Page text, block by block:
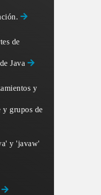
de
Java
y
y grupos de
y 'javaw'